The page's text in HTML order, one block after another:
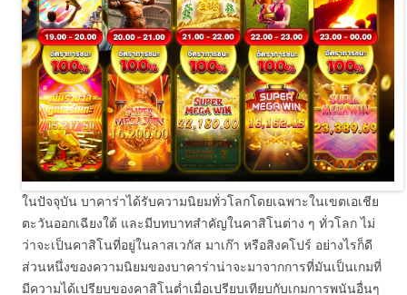
ในปัจจุบัน บาคาร่าได้รับความนิยมทั่วโลกโดยเฉพาะในเขตเอเชีย
ตะวันออกเฉียงใต้ และมีบทบาทสำคัญในคาสิโนต่าง ๆ ทั่วโลก ไม่
ว่าจะเป็นคาสิโนที่อยู่ในลาสเวกัส มาเก๊า หรือสิงคโปร์ อย่างไรก็ดี
ส่วนหนึ่งของความนิยมของบาคาร่าน่าจะมาจากการที่มันเป็นเกมที่
มีความได้เปรียบของคาสิโนต่ำเมื่อเปรียบเทียบกับเกมการพนันอื่นๆ